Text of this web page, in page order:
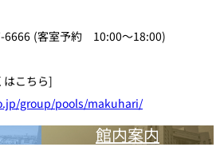
(客室予約 10:00～18:00)
はこちら]
group/pools/makuhari/
館内案内